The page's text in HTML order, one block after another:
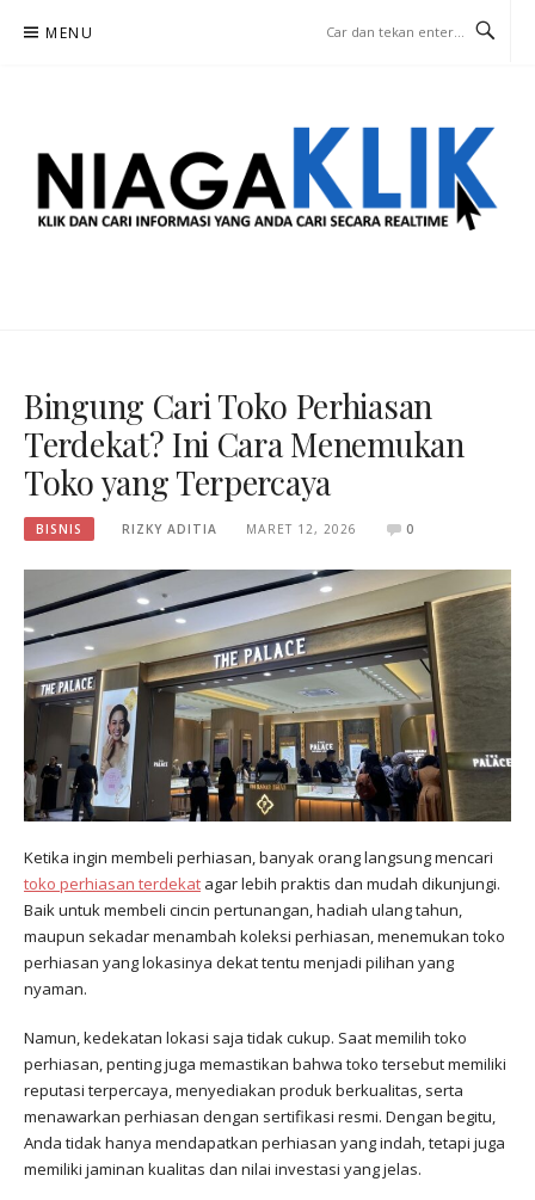
MENU
Bingung Cari Toko Perhiasan
Terdekat? Ini Cara Menemukan
Toko yang Terpercaya
BISNIS RIZKY ADITIA MARET 12, 2026 0
Ketika ingin membeli perhiasan, banyak orang langsung mencari
toko perhiasan terdekat agar lebih praktis dan mudah dikunjungi.
Baik untuk membeli cincin pertunangan, hadiah ulang tahun,
maupun sekadar menambah koleksi perhiasan, menemukan toko
perhiasan yang lokasinya dekat tentu menjadi pilihan yang
nyaman.
Namun, kedekatan lokasi saja tidak cukup. Saat memilih toko
perhiasan, penting juga memastikan bahwa toko tersebut memiliki
reputasi terpercaya, menyediakan produk berkualitas, serta
menawarkan perhiasan dengan sertifikasi resmi. Dengan begitu,
Anda tidak hanya mendapatkan perhiasan yang indah, tetapi juga
memiliki jaminan kualitas dan nilai investasi yang jelas.